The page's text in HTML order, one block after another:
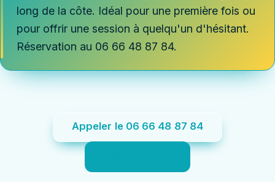
long de la côte. Idéal pour une première fois ou
pour offrir une session à quelqu'un d'hésitant.
Réservation au 06 66 48 87 84.
Appeler le 06 66 48 87 84